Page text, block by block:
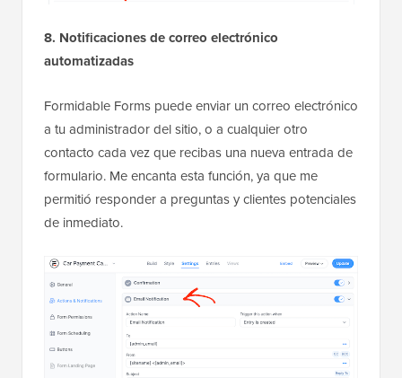
8. Notificaciones de correo electrónico
automatizadas
Formidable Forms puede enviar un correo electrónico
a tu administrador del sitio, o a cualquier otro
contacto cada vez que recibas una nueva entrada de
formulario. Me encanta esta función, ya que me
permitió responder a preguntas y clientes potenciales
de inmediato.